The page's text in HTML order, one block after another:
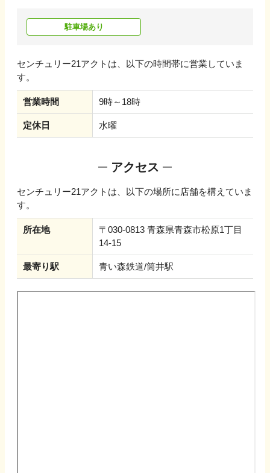
駐車場あり
センチュリー21アクト は、以下の時間帯に営業していま
す。
営業時間 9時～18時
定休日 水曜
アクセス
センチュリー21アクト は、以下の場所に店舗を構えていま
す。
所在地
〒030-0813 青森県青森市松原1丁目
14-15
最寄り駅 青い森鉄道/筒井駅